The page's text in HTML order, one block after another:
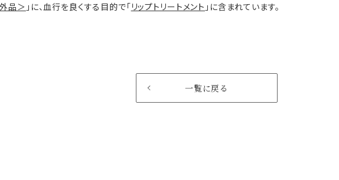
品＞ 」に、血行を良くする目的で｢リップトリートメント ｣に含まれています。
一覧に戻る